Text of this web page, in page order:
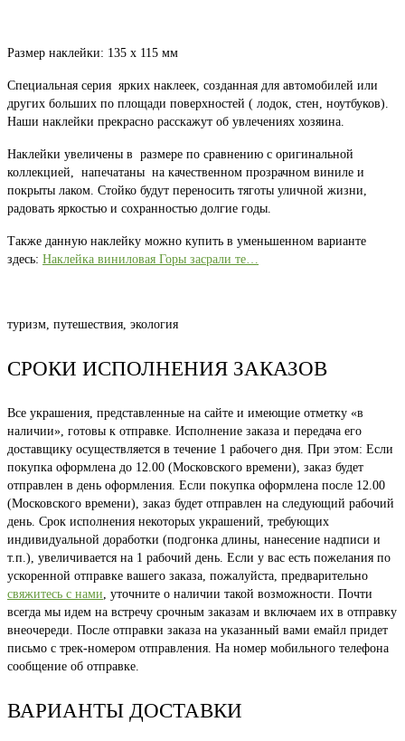
Размер наклейки: 135 x 115 мм
Специальная серия ярких наклеек, созданная для автомобилей или
других больших по площади поверхностей ( лодок, стен, ноутбуков).
Наши наклейки прекрасно расскажут об увлечениях хозяина.
Наклейки увеличены в размере по сравнению с оригинальной
коллекцией, напечатаны на качественном прозрачном виниле и
покрыты лаком. Стойко будут переносить тяготы уличной жизни,
радовать яркостью и сохранностью долгие годы.
Также данную наклейку можно купить в уменьшенном варианте
здесь: Наклейка виниловая Горы засрали те…
туризм, путешествия, экология
СРОКИ ИСПОЛНЕНИЯ ЗАКАЗОВ
Все украшения, представленные на сайте и имеющие отметку «в
наличии», готовы к отправке. Исполнение заказа и передача его
доставщику осуществляется в течение 1 рабочего дня. При этом: Если
покупка оформлена до 12.00 (Московского времени), заказ будет
отправлен в день оформления. Если покупка оформлена после 12.00
(Московского времени), заказ будет отправлен на следующий рабочий
день. Срок исполнения некоторых украшений, требующих
индивидуальной доработки (подгонка длины, нанесение надписи и
т.п.), увеличивается на 1 рабочий день. Если у вас есть пожелания по
ускоренной отправке вашего заказа, пожалуйста, предварительно
свяжитесь с нами, уточните о наличии такой возможности. Почти
всегда мы идем на встречу срочным заказам и включаем их в отправку
внеочереди. После отправки заказа на указанный вами емайл придет
письмо с трек-номером отправления. На номер мобильного телефона
сообщение об отправке.
ВАРИАНТЫ ДОСТАВКИ